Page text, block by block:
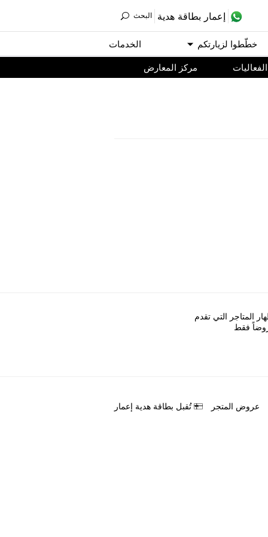
ﺇﻋﻤﺎﺭ ﺑﻄﺎﻗﺔ ﻫﺪﻳﺔ اﻟﺒﺤﺚ
ﺧﻄّﻄﻮا ﻟﺰﻳﺎﺭﺗﻜﻢ اﻟﺨﺪﻣﺎﺕ
اﻟﻔﻌﺎﻟﻴﺎﺕ مركز المعارض
اﻟﻤﺘﺎﺟﺮ اﻟﺘﻲ ﺗﻘﺪﻡ
ﻓﻘﻂ
ﻋﺮﻭﺽ اﻟﻤﺘﺠﺮ ﺗُﻘﺒﻞ ﺑﻄﺎﻗﺔ ﻫﺪﻳﺔ ﺇﻋﻤﺎﺭ